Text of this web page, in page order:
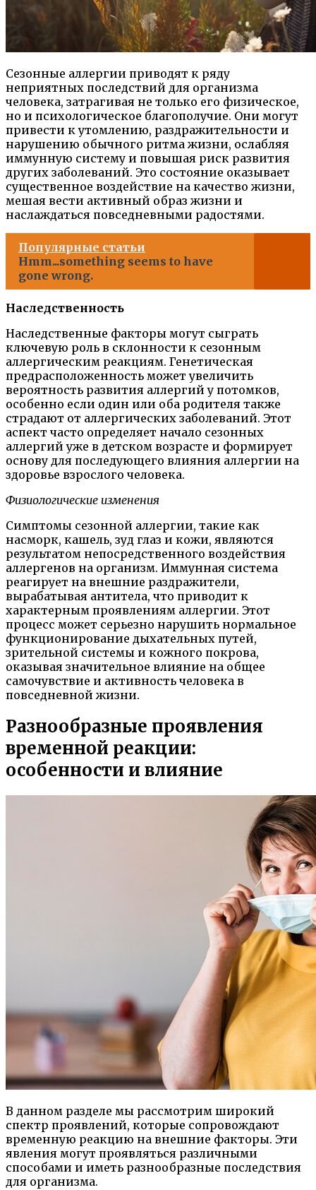
Сезонные аллергии приводят к ряду
неприятных последствий для организма
человека, затрагивая не только его физическое,
но и психологическое благополучие. Они могут
привести к утомлению, раздражительности и
нарушению обычного ритма жизни, ослабляя
иммунную систему и повышая риск развития
других заболеваний. Это состояние оказывает
существенное воздействие на качество жизни,
мешая вести активный образ жизни и
наслаждаться повседневными радостями.
Популярные статьи
Hmm...something seems to have
gone wrong.
Наследственность
Наследственные факторы могут сыграть
ключевую роль в склонности к сезонным
аллергическим реакциям. Генетическая
предрасположенность может увеличить
вероятность развития аллергий у потомков,
особенно если один или оба родителя также
страдают от аллергических заболеваний. Этот
аспект часто определяет начало сезонных
аллергий уже в детском возрасте и формирует
основу для последующего влияния аллергии на
здоровье взрослого человека.
Физиологические изменения
Симптомы сезонной аллергии, такие как
насморк, кашель, зуд глаз и кожи, являются
результатом непосредственного воздействия
аллергенов на организм. Иммунная система
реагирует на внешние раздражители,
вырабатывая антитела, что приводит к
характерным проявлениям аллергии. Этот
процесс может серьезно нарушить нормальное
функционирование дыхательных путей,
зрительной системы и кожного покрова,
оказывая значительное влияние на общее
самочувствие и активность человека в
повседневной жизни.
Разнообразные проявления
временной реакции:
особенности и влияние
В данном разделе мы рассмотрим широкий
спектр проявлений, которые сопровождают
временную реакцию на внешние факторы. Эти
явления могут проявляться различными
способами и иметь разнообразные последствия
для организма.